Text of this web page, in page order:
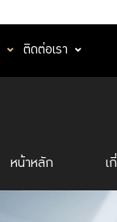
ติดต่อเรา
หน้าหลัก เ